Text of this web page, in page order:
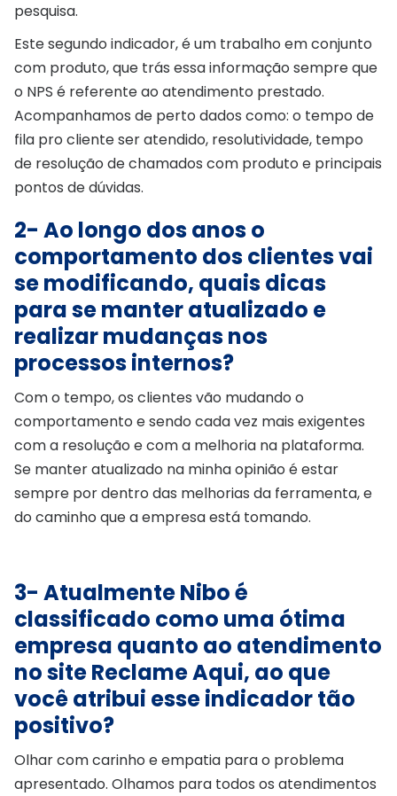
pesquisa.
Este segundo indicador, é um trabalho em conjunto
com produto, que trás essa informação sempre que
o NPS é referente ao atendimento prestado.
Acompanhamos de perto dados como: o tempo de
fila pro cliente ser atendido, resolutividade, tempo
de resolução de chamados com produto e principais
pontos de dúvidas.
2- Ao longo dos anos o
comportamento dos clientes vai
se modificando, quais dicas
para se manter atualizado e
realizar mudanças nos
processos internos?
Com o tempo, os clientes vão mudando o
comportamento e sendo cada vez mais exigentes
com a resolução e com a melhoria na plataforma.
Se manter atualizado na minha opinião é estar
sempre por dentro das melhorias da ferramenta, e
do caminho que a empresa está tomando.
3- Atualmente Nibo é
classificado como uma ótima
empresa quanto ao atendimento
no site Reclame Aqui, ao que
você atribui esse indicador tão
positivo?
Olhar com carinho e empatia para o problema
apresentado. Olhamos para todos os atendimentos